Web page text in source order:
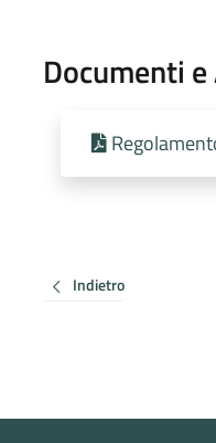
Documenti
Indietro